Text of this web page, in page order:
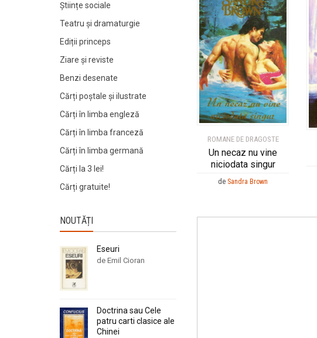
ROMANE DE DRAGOSTE
Un necaz nu vine
niciodata singur
de Sandra Brown
Științe sociale
Teatru și dramaturgie
Ediții princeps
Ziare şi reviste
Benzi desenate
Cărți poștale și ilustrate
Cărți în limba engleză
Cărți în limba franceză
Cărți în limba germană
Cărți la 3 lei!
Cărți gratuite!
NOUTĂȚI
Eseuri
de Emil Cioran
Doctrina sau Cele
patru carti clasice ale
Chinei